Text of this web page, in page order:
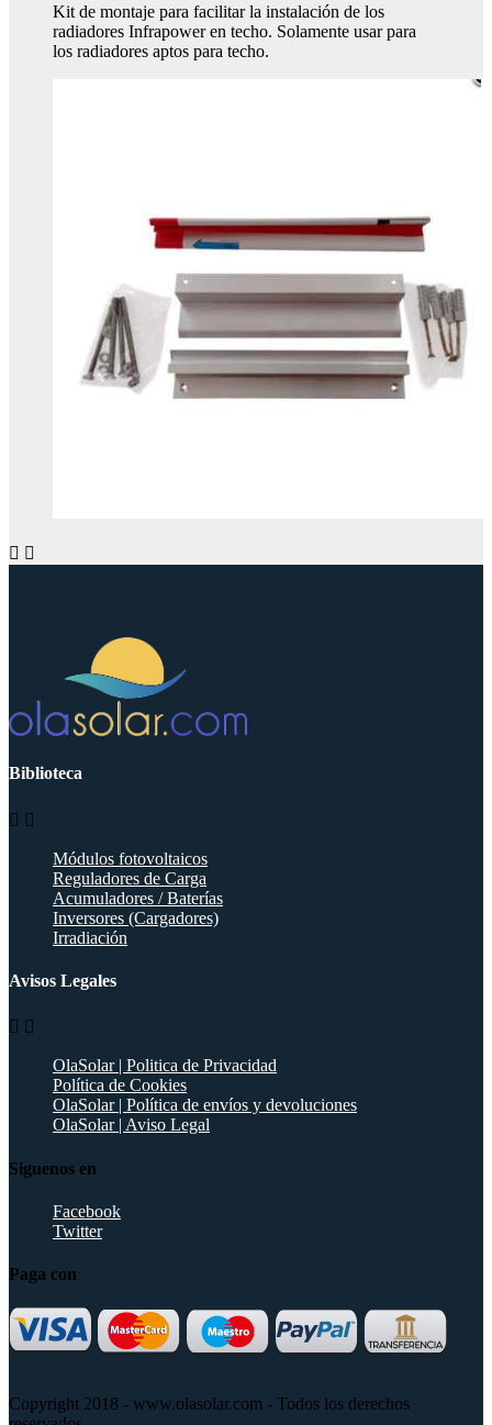
Kit de montaje para facilitar la instalación de los
radiadores Infrapower en techo. Solamente usar para
los radiadores aptos para techo.
 
Biblioteca
 
Módulos fotovoltaicos
Reguladores de Carga
Acumuladores / Baterías
Inversores (Cargadores)
Irradiación
Avisos Legales
 
OlaSolar | Politica de Privacidad
Política de Cookies
OlaSolar | Política de envíos y devoluciones
OlaSolar | Aviso Legal
Siguenos en
Facebook
Twitter
Paga con
Copyright 2018 - www.olasolar.com - Todos los derechos